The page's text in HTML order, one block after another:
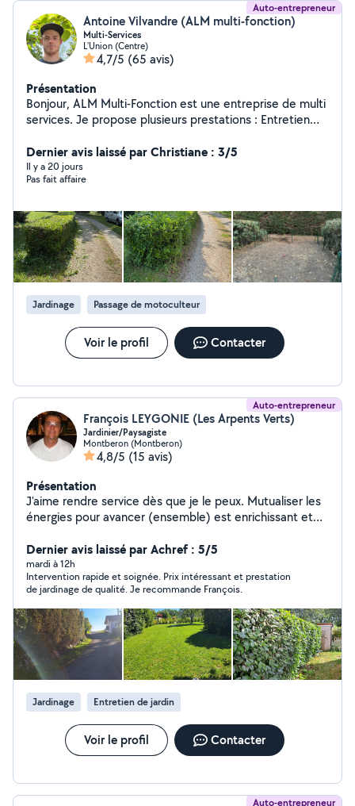
Auto-entrepreneur
Antoine Vilvandre (ALM multi-fonction)
Multi-Services
L'Union (Centre)
4,7/5 (65 avis)
Présentation
Bonjour, ALM Multi-Fonction est une entreprise de multi
services. Je propose plusieurs prestations : Entretien
propose aussi les 50% de crédits d'impôts immédiat.
Pour plus de renseignements vous pouvez regarder sur
mon site internet qui sera sur le Instagram ou veuillez
l'entreprise: alm_multifonction
Dernier avis laissé par Christiane : 3/5
Il y a 20 jours
Pas fait affaire
Jardinage Passage de motoculteur
Voir le profil Contacter
Auto-entrepreneur
François LEYGONIE (Les Arpents Verts)
Jardinier/Paysagiste
Montberon (Montberon)
4,8/5 (15 avis)
Présentation
J'aime rendre service dès que je le peux. Mutualiser les
énergies pour avancer (ensemble) est enrichissant et
compétences et ma disponibilité pour un
accompagnement dans la gestion de votre extérieur. Je
reste à votre disposition
Dernier avis laissé par Achref : 5/5
mardi à 12h
Intervention rapide et soignée. Prix intéressant et prestation
de jardinage de qualité. Je recommande François.
Jardinage Entretien de jardin
Voir le profil Contacter
Auto-entrepreneur